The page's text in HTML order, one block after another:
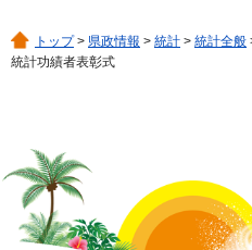
トップ> 県政情報 > 統計 > 統計全般
統計功績者表彰式